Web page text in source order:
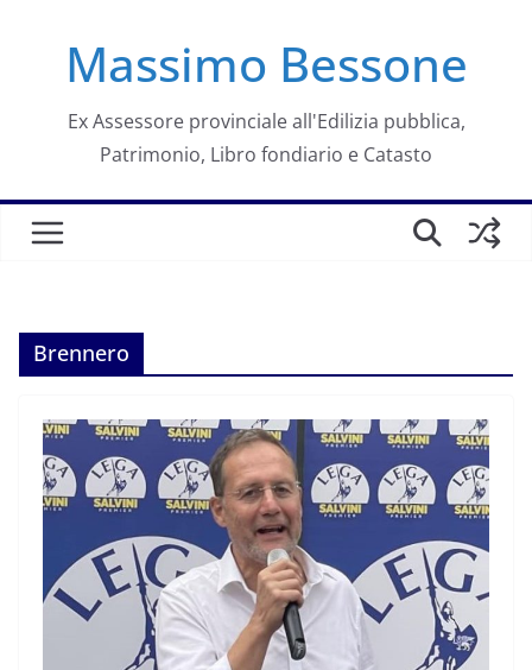
contenutoMassimo Bessone
Ex Assessore provinciale all'Edilizia pubblica,
Patrimonio, Libro fondiario e Catasto
Brennero